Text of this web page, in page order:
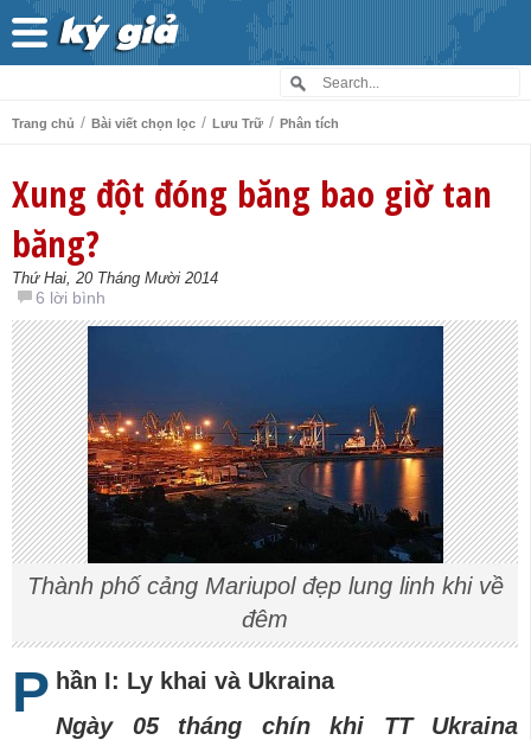
Trang chủ / Bài viết chọn lọc / Lưu Trữ / Phân tích
Xung đột đóng băng bao giờ tan
băng?
Thứ Hai, 20 Tháng Mười 2014
6 lời bình
Thành phố cảng Mariupol đẹp lung linh khi về
đêm
P hần I: Ly khai và Ukraina
Ngày 05 tháng chín khi TT Ukraina